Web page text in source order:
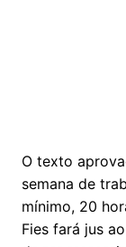
O texto
semana de
mínimo, 20
Fies fará jus